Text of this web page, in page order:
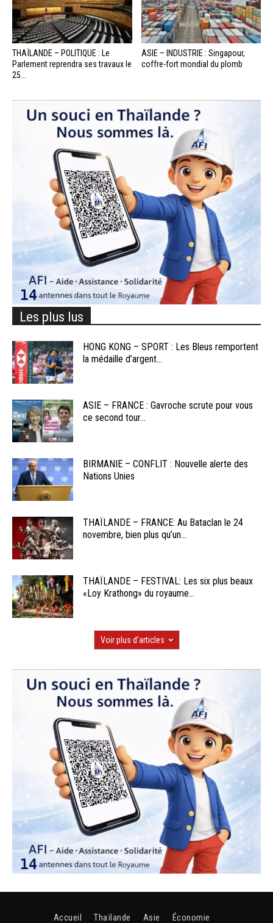
THAÏLANDE – POLITIQUE : Le
Parlement reprendra ses travaux le
25...
ASIE – INDUSTRIE : Singapour,
coffre-fort mondial du plomb
Les plus lus
HONG KONG – SPORT : Les Bleus remportent
la médaille d’argent...
ASIE – FRANCE : Gavroche scrute pour vous
ce second tour...
BIRMANIE – CONFLIT : Nouvelle alerte des
Nations Unies
THAÏLANDE – FRANCE: Au Bataclan le 24
novembre, bien plus qu’un...
THAÏLANDE – FESTIVAL: Les six plus beaux
«Loy Krathong» du royaume...
Voir plus d'articles
Accueil Thaïlande Asie
Économie